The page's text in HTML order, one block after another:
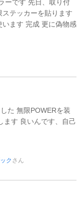
ーです 先日、取り付
テッカーを貼ります
ます 完成 更に偽物感
た 無限POWERを装
ます 良いんです、自己
ク さん